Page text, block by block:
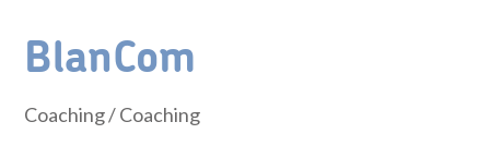
BlanCom
Coaching/ Coaching